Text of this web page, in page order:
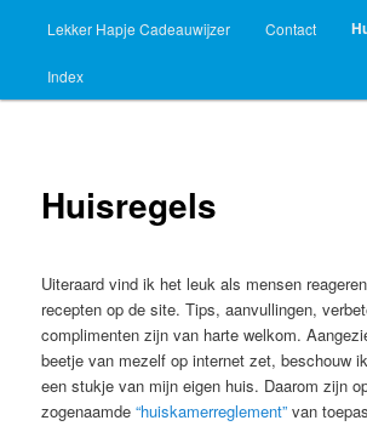
to
primary
to
secondary
Lekker Hapje Cadeauwijzer Contact
Index
Huisregels
Uiteraard vind ik het leuk als mensen
recepten op de site. Tips, aanvullingen,
complimenten zijn van harte welkom.
beetje van mezelf op internet zet, beschouw
een stukje van mijn eigen huis. Daarom zijn
zogenaamde“huiskamerreglement” van